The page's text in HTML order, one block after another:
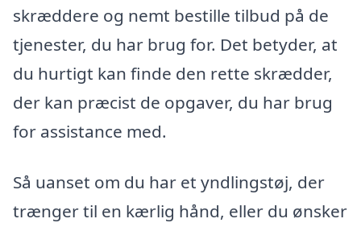
skræddere og nemt bestille tilbud på de
tjenester, du har brug for. Det betyder, at
du hurtigt kan finde den rette skrædder,
der kan præcist de opgaver, du har brug
for assistance med.
Så uanset om du har et yndlingstøj, der
trænger til en kærlig hånd, eller du ønsker